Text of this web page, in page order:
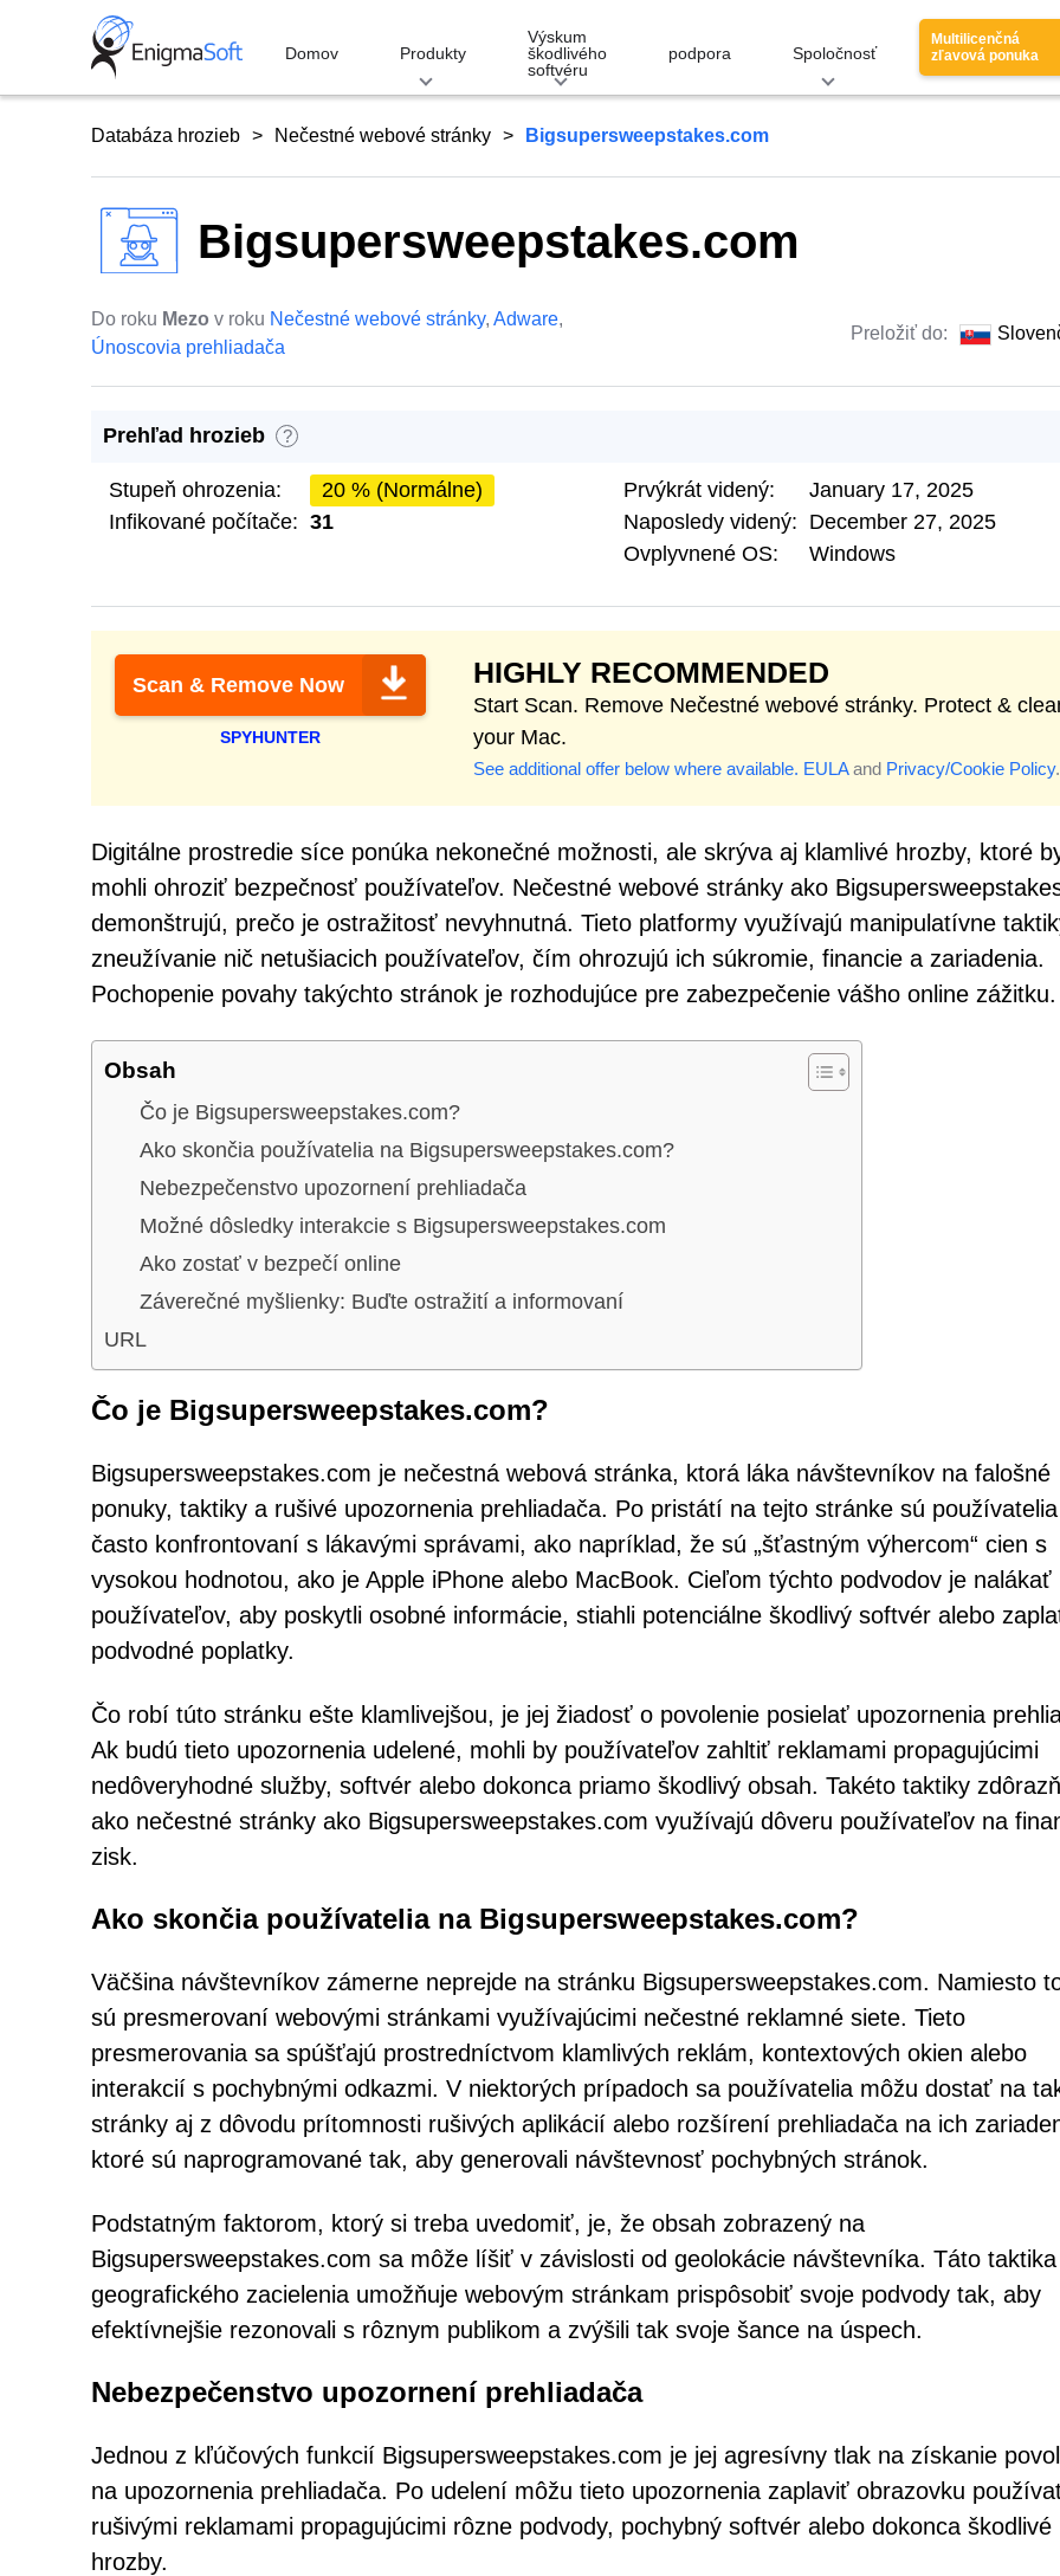
Domov Produkty
Výskum
škodlivého
softvéru
podpora Spoločnosť
Multilicenčná
zľavová ponuka
Databáza hrozieb Nečestné webové stránky Bigsupersweepstakes.com
Bigsupersweepstakes.com
Do roku Mezo v roku Nečestné webové stránky, Adware,
Únoscovia prehliadača
Preložiť do:
Prehľad hrozieb ?
Stupeň ohrozenia:
20 % (Normálne)
Infikované počítače: 31
Prvýkrát videný:
January 17, 2025
Naposledy videný: December 27, 2025
Ovplyvnené OS:
Windows
Scan & Remove Now
SPYHUNTER
HIGHLY RECOMMENDED
Start Scan. Remove Nečestné webové stránky. Protect &
your Mac.
See additional offer below where available. EULAand Privacy/Cookie Policy.
Digitálne prostredie síce ponúka nekonečné možnosti, ale skrýva aj klamlivé hrozby, ktoré
mohli ohroziť bezpečnosť používateľov. Nečestné webové stránky ako
demonštrujú, prečo je ostražitosť nevyhnutná. Tieto platformy využívajú manipulatívne
zneužívanie nič netušiacich používateľov, čím ohrozujú ich súkromie, financie a zariadenia.
Pochopenie povahy takýchto stránok je rozhodujúce pre zabezpečenie vášho online zážitku.
Obsah
Čo je Bigsupersweepstakes.com?
Ako skončia používatelia na Bigsupersweepstakes.com?
Nebezpečenstvo upozornení prehliadača
Možné dôsledky interakcie s Bigsupersweepstakes.com
Ako zostať v bezpečí online
Záverečné myšlienky: Buďte ostražití a informovaní
URL
Čo je Bigsupersweepstakes.com?
Bigsupersweepstakes.com je nečestná webová stránka, ktorá láka návštevníkov na falošné
ponuky, taktiky a rušivé upozornenia prehliadača. Po pristátí na tejto stránke sú používatelia
často konfrontovaní s lákavými správami, ako napríklad, že sú „šťastným výhercom“ cien s
vysokou hodnotou, ako je Apple iPhone alebo MacBook. Cieľom týchto podvodov je nalákať
používateľov, aby poskytli osobné informácie, stiahli potenciálne škodlivý softvér alebo
podvodné poplatky.
Čo robí túto stránku ešte klamlivejšou, je jej žiadosť o povolenie posielať upozornenia
Ak budú tieto upozornenia udelené, mohli by používateľov zahltiť reklamami propagujúcimi
nedôveryhodné služby, softvér alebo dokonca priamo škodlivý obsah. Takéto taktiky
ako nečestné stránky ako Bigsupersweepstakes.com využívajú dôveru používateľov na
zisk.
Ako skončia používatelia na Bigsupersweepstakes.com?
Väčšina návštevníkov zámerne neprejde na stránku Bigsupersweepstakes.com. Namiesto
sú presmerovaní webovými stránkami využívajúcimi nečestné reklamné siete. Tieto
presmerovania sa spúšťajú prostredníctvom klamlivých reklám, kontextových okien alebo
interakcií s pochybnými odkazmi. V niektorých prípadoch sa používatelia môžu dostať na
stránky aj z dôvodu prítomnosti rušivých aplikácií alebo rozšírení prehliadača na ich
ktoré sú naprogramované tak, aby generovali návštevnosť pochybných stránok.
Podstatným faktorom, ktorý si treba uvedomiť, je, že obsah zobrazený na
Bigsupersweepstakes.com sa môže líšiť v závislosti od geolokácie návštevníka. Táto taktika
geografického zacielenia umožňuje webovým stránkam prispôsobiť svoje podvody tak, aby
efektívnejšie rezonovali s rôznym publikom a zvýšili tak svoje šance na úspech.
Nebezpečenstvo upozornení prehliadača
Jednou z kľúčových funkcií Bigsupersweepstakes.com je jej agresívny tlak na získanie
na upozornenia prehliadača. Po udelení môžu tieto upozornenia zaplaviť obrazovku
rušivými reklamami propagujúcimi rôzne podvody, pochybný softvér alebo dokonca škodlivé
hrozby.